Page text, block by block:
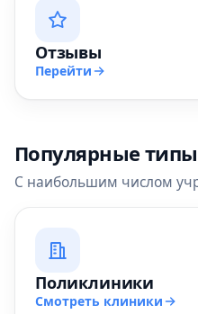
Отзывы
Перейти
Популярные
С наибольшим числом
Поликлиники
Смотреть клиники